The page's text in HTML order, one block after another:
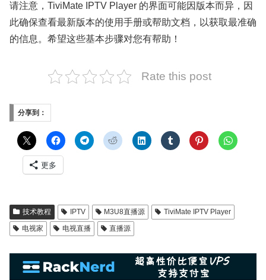
请注意，TiviMate IPTV Player 的界面可能因版本而异，因
此确保查看最新版本的使用手册或帮助文档，以获取最准确
的信息。希望这些基本步骤对您有帮助！
Rate this post
分享到：
更多
技术教程 IPTV M3U8直播源
TiviMate IPTV Player
电视家
电视直播 直播源